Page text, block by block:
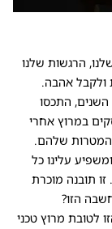
הרגשות שלנו
ולקבל אהבה.
השנים, התכסו
במרוץ אחרי
המטרות שלהם.
עלינו כל
זו תובנה מוכרת
הזו?
לטובת מרוץ טכני